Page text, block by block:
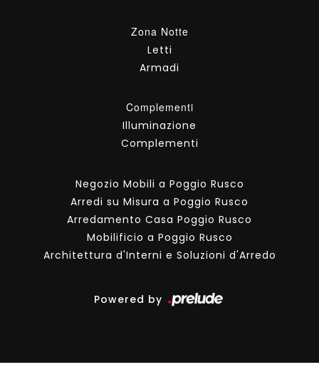
Zona Notte
Letti
Armadi
Complementi
Illuminazione
Complementi
Negozio Mobili a Poggio Rusco
Arredi su Misura a Poggio Rusco
Arredamento Casa Poggio Rusco
Mobilificio a Poggio Rusco
Architettura d'Interni e Soluzioni d'Arredo
Powered by